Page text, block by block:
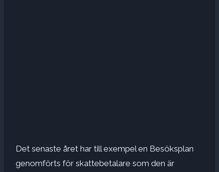
Det senaste året har till exempel en Besöksplan
genomförts för skattebetalare som den är